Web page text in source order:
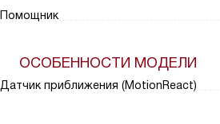
Помощник
ОСОБЕННОСТИ МОДЕЛИ
Датчик приближения (MotionReact)